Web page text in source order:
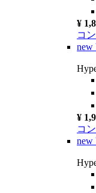
¥
コ
new
¥
コ
new